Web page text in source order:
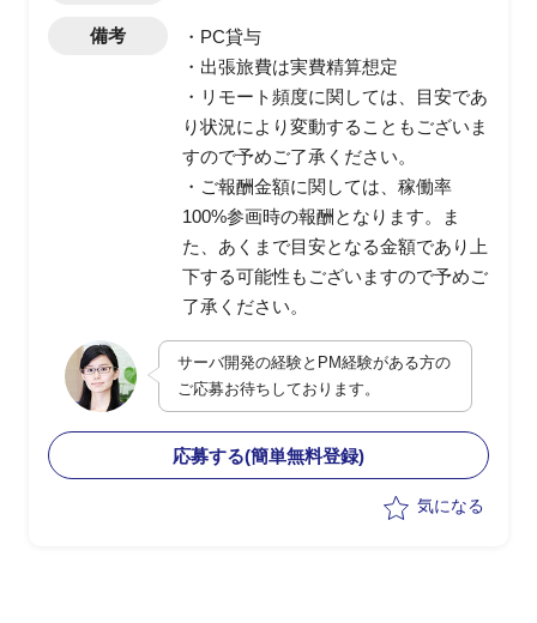
備考
・PC貸与
・出張旅費は実費精算想定
・リモート頻度に関しては、目安であ
り状況により変動することもございま
すので予めご了承ください。
・ご報酬金額に関しては、稼働率
100%参画時の報酬となります。ま
た、あくまで目安となる金額であり上
下する可能性もございますので予めご
了承ください。
サーバ開発の経験とPM経験がある方の
ご応募お待ちしております。
応募する(簡単無料登録)
気になる